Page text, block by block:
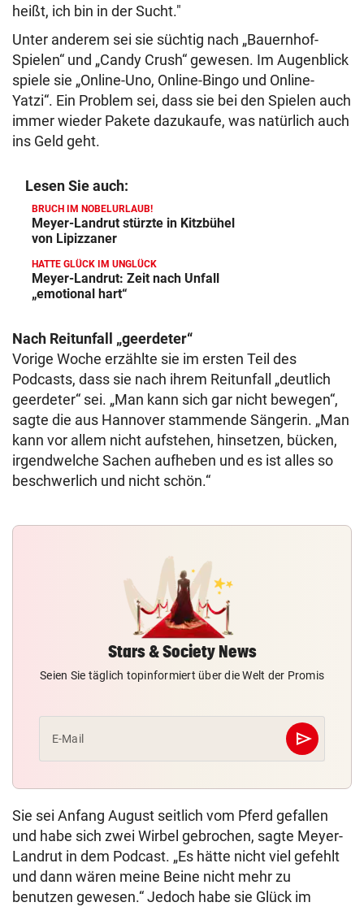
heißt, ich bin in der Sucht."
Unter anderem sei sie süchtig nach „Bauernhof-
Spielen“ und „Candy Crush“ gewesen. Im Augenblick
spiele sie „Online-Uno, Online-Bingo und Online-
Yatzi“. Ein Problem sei, dass sie bei den Spielen auch
immer wieder Pakete dazukaufe, was natürlich auch
ins Geld geht.
Lesen Sie auch:
BRUCH IM NOBELURLAUB!
Meyer-Landrut stürzte in Kitzbühel
von Lipizzaner
HATTE GLÜCK IM UNGLÜCK
Meyer-Landrut: Zeit nach Unfall
„emotional hart“
Nach Reitunfall „geerdeter“
Vorige Woche erzählte sie im ersten Teil des
Podcasts, dass sie nach ihrem Reitunfall „deutlich
geerdeter“ sei. „Man kann sich gar nicht bewegen“,
sagte die aus Hannover stammende Sängerin. „Man
kann vor allem nicht aufstehen, hinsetzen, bücken,
irgendwelche Sachen aufheben und es ist alles so
beschwerlich und nicht schön.“
Stars & Society News
Seien Sie täglich topinformiert über die Welt der Promis
E-Mail send
Abschicken
Sie sei Anfang August seitlich vom Pferd gefallen
und habe sich zwei Wirbel gebrochen, sagte Meyer-
Landrut in dem Podcast. „Es hätte nicht viel gefehlt
und dann wären meine Beine nicht mehr zu
benutzen gewesen.“ Jedoch habe sie Glück im